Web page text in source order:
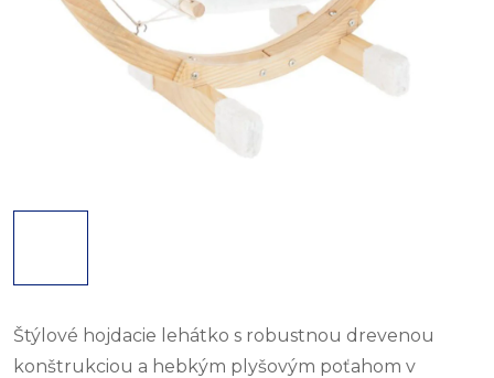
Štýlové hojdacie lehátko s robustnou drevenou
konštrukciou a hebkým plyšovým poťahom v